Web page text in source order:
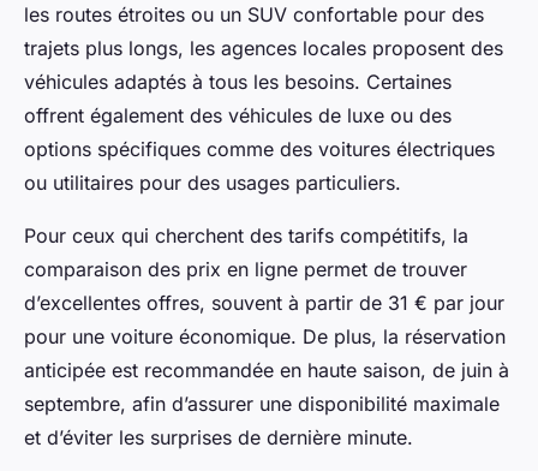
les routes étroites ou un SUV confortable pour des
trajets plus longs, les agences locales proposent des
véhicules adaptés à tous les besoins. Certaines
offrent également des véhicules de luxe ou des
options spécifiques comme des voitures électriques
ou utilitaires pour des usages particuliers.
Pour ceux qui cherchent des tarifs compétitifs, la
comparaison des prix en ligne permet de trouver
d’excellentes offres, souvent à partir de 31 € par jour
pour une voiture économique. De plus, la réservation
anticipée est recommandée en haute saison, de juin à
septembre, afin d’assurer une disponibilité maximale
et d’éviter les surprises de dernière minute.